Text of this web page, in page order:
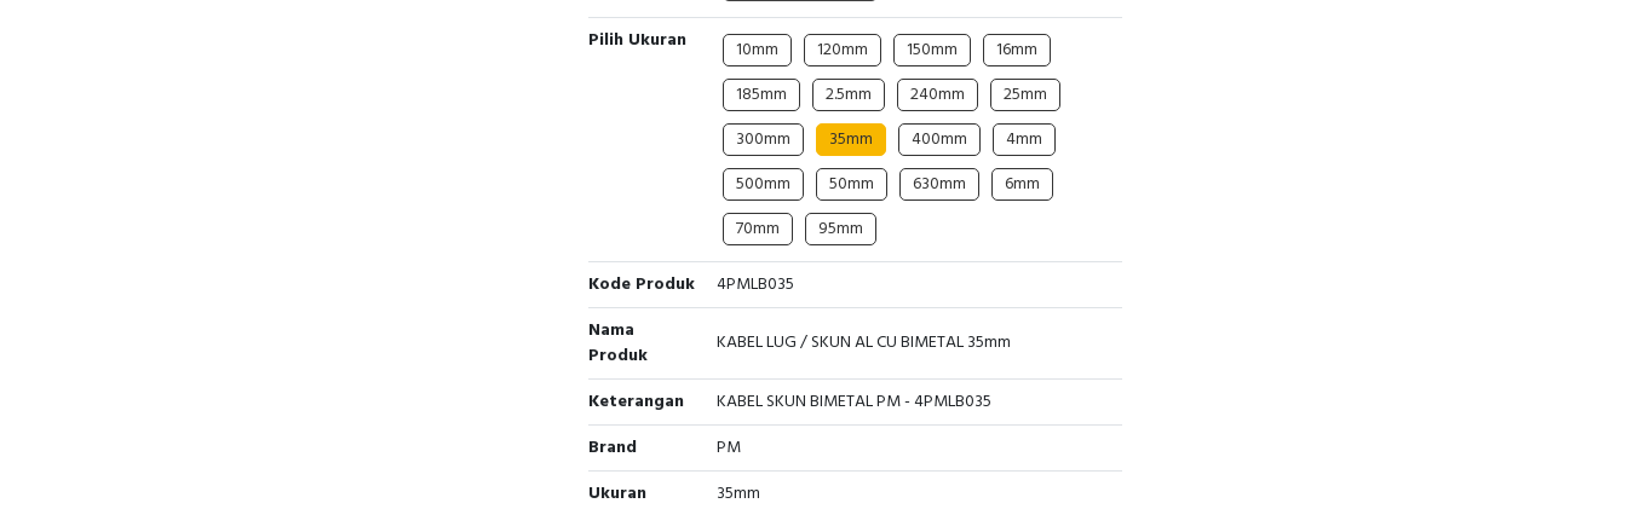
Pilih Ukuran
10mm 120mm 150mm
16mm
185mm
2.5mm 240mm
25mm
300mm
35mm 400mm
4mm
500mm
50mm 630mm
6mm
70mm
95mm
Kode Produk
4PMLB035
Nama
Produk
KABEL LUG / SKUN AL CU BIMETAL 35mm
Keterangan
KABEL SKUN BIMETAL PM - 4PMLB035
Brand
PM
Ukuran
35mm